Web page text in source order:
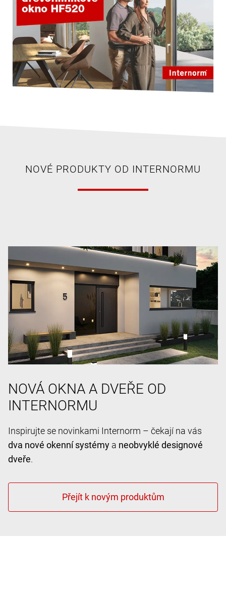
NOVÉ PRODUKTY OD INTERNORMU
NOVÁ OKNA A DVEŘE OD
INTERNORMU
Inspirujte se novinkami Internorm – čekají na vás
dva nové okenní systémy a neobvyklé designové
dveře.